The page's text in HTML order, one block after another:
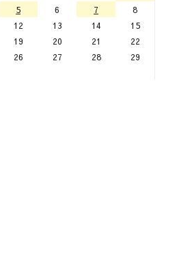
5 6 7
8
12 13 14
15
19 20 21
22
26 27 28
29